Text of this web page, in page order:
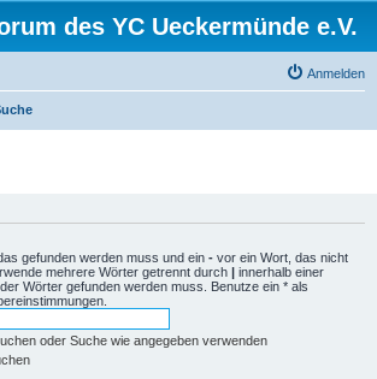
des YC Ueckermünde e.V.
Anmelden
gefunden werden muss und ein - vor ein Wort, das nicht
mehrere Wörter getrennt durch | innerhalb einer
Wörter gefunden werden muss. Benutze ein * als
oder Suche wie angegeben verwenden